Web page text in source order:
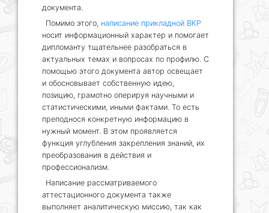
документа.
Помимо этого, написание прикладной ВКР
носит информационный характер и помогает
дипломанту тщательнее разобраться в
актуальных темах и вопросах по профилю. С
помощью этого документа автор освещает
и обосновывает собственную идею,
позицию, грамотно оперируя научными и
статистическими, иными фактами. То есть
преподнося конкретную информацию в
нужный момент. В этом проявляется
функция углубления закрепления знаний, их
преобразования в действия и
профессионализм.
Написание рассматриваемого
аттестационного документа также
выполняет аналитическую миссию, так как